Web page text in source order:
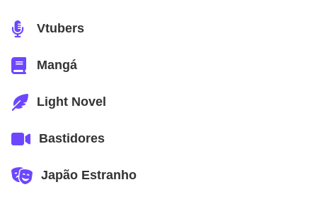
Vtubers
Mangá
Light Novel
Bastidores
Japão Estranho